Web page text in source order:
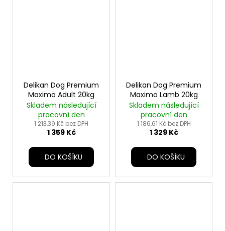
Delikan Dog Premium
Maximo Adult 20kg
Skladem následující
pracovní den
1 213,39 Kč bez DPH
1 359 Kč
DO KOŠÍKU
Delikan Dog Premium
Maximo Lamb 20kg
Skladem následující
pracovní den
1 186,61 Kč bez DPH
1 329 Kč
DO KOŠÍKU